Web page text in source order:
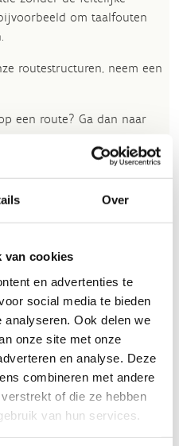
Over
van cookies
en advertenties te
social media te bieden
Ook delen we
onze site met onze
en analyse. Deze
combineren met andere
of die ze hebben
van hun services.
om taalfouten
routestructuren, neem een
een route? Ga dan naar